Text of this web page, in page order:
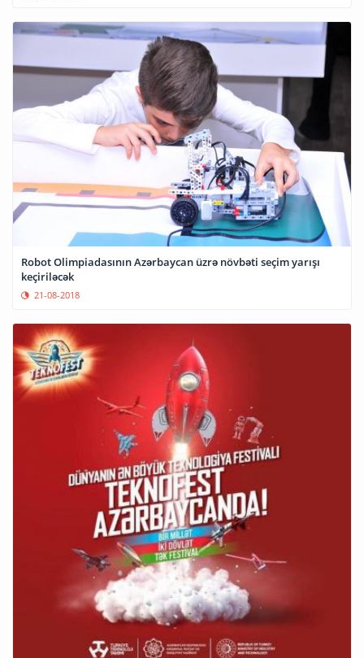
Robot Olimpiadasının Azərbaycan üzrə növbəti seçim yarışı
keçiriləcək
21-08-2018